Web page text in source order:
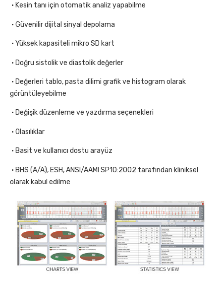
• Kesin tanı için otomatik analiz yapabilme
• Güvenilir dijital sinyal depolama
• Yüksek kapasiteli mikro SD kart
• Doğru sistolik ve diastolik değerler
• Değerleri tablo, pasta dilimi grafik ve histogram olarak
görüntüleyebilme
• Değişik düzenleme ve yazdırma seçenekleri
• Olasılıklar
• Basit ve kullanıcı dostu arayüz
• BHS (A/A), ESH, ANSI/AAMI SP10:2002 tarafından kliniksel
olarak kabul edilme